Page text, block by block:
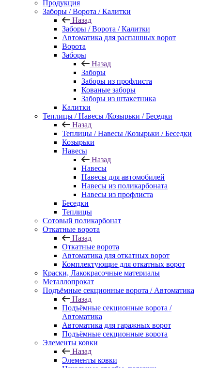
Продукция
Заборы / Ворота / Калитки
Назад
Заборы / Ворота / Калитки
Автоматика для распашных ворот
Ворота
Заборы
Назад
Заборы
Заборы из профлиста
Кованые заборы
Заборы из штакетника
Калитки
Теплицы / Навесы /Козырьки / Беседки
Назад
Теплицы / Навесы /Козырьки / Беседки
Козырьки
Навесы
Назад
Навесы
Навесы для автомобилей
Навесы из поликарбоната
Навесы из профлиста
Беседки
Теплицы
Сотовый поликарбонат
Откатные ворота
Назад
Откатные ворота
Автоматика для откатных ворот
Комплектующие для откатных ворот
Краски, Лакокрасочные материалы
Металлопрокат
Подъёмные секционные ворота / Автоматика
Назад
Подъёмные секционные ворота /
Автоматика
Автоматика для гаражных ворот
Подъёмные секционные ворота
Элементы ковки
Назад
Элементы ковки